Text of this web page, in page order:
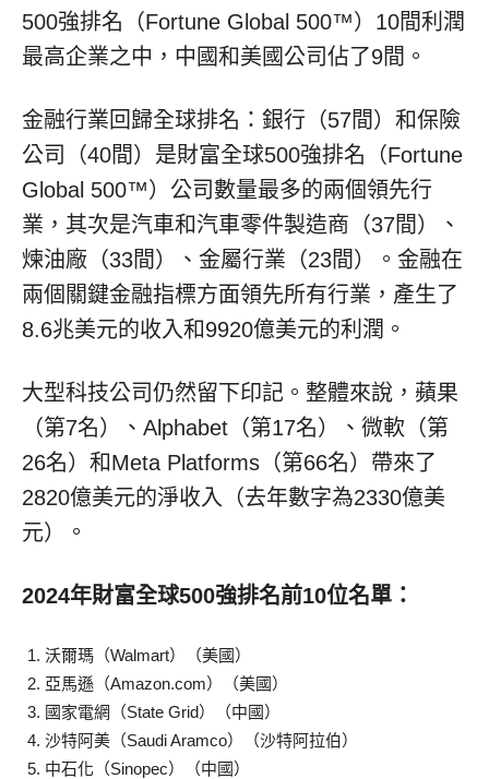
500強排名（Fortune Global 500™）10間利潤
最高企業之中，中國和美國公司佔了9間。
金融行業回歸全球排名：銀行（57間）和保險
公司（40間）是財富全球500強排名（Fortune
Global 500™）公司數量最多的兩個領先行
業，其次是汽車和汽車零件製造商（37間）、
煉油廠（33間）、金屬行業（23間）。金融在
兩個關鍵金融指標方面領先所有行業，產生了
8.6兆美元的收入和9920億美元的利潤。
大型科技公司仍然留下印記。整體來說，蘋果
（第7名）、Alphabet（第17名）、微軟（第
26名）和Meta Platforms（第66名）帶來了
2820億美元的淨收入（去年數字為2330億美
元）。
2024年財富全球500強排名前10位名單：
沃爾瑪（Walmart）（美國）
亞馬遜（Amazon.com）（美國）
國家電網（State Grid）（中國）
沙特阿美（Saudi Aramco）（沙特阿拉伯）
中石化（Sinopec）（中國）